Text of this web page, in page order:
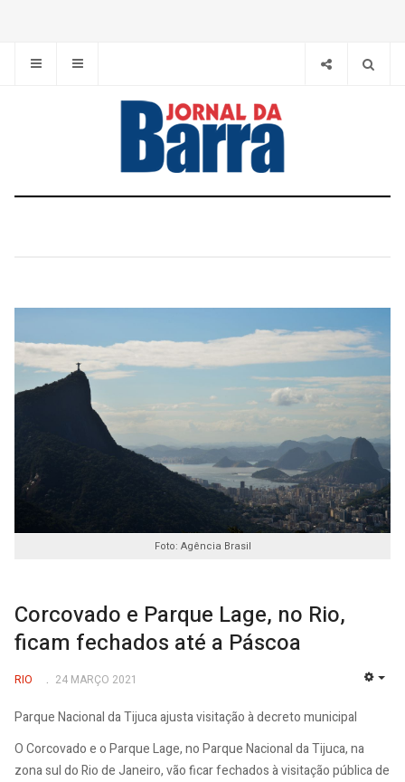
Foto: Agência Brasil
Corcovado e Parque Lage, no Rio,
ficam fechados até a Páscoa
RIO 24 MARÇO 2021
Parque Nacional da Tijuca ajusta visitação à decreto municipal
O Corcovado e o Parque Lage, no Parque Nacional da Tijuca, na
zona sul do Rio de Janeiro, vão ficar fechados à visitação pública de